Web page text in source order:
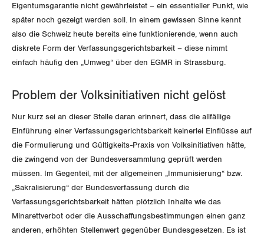
Eigentumsgarantie nicht gewährleistet – ein essentieller Punkt, wie
später noch gezeigt werden soll. In einem gewissen Sinne kennt
also die Schweiz heute bereits eine funktionierende, wenn auch
diskrete Form der Verfassungsgerichtsbarkeit – diese nimmt
einfach häufig den „Umweg“ über den EGMR in Strassburg.
Problem der Volksinitiativen nicht gelöst
Nur kurz sei an dieser Stelle daran erinnert, dass die allfällige
Einführung einer Verfassungsgerichtsbarkeit keinerlei Einflüsse auf
die Formulierung und Gültigkeits-Praxis von Volksinitiativen hätte,
die zwingend von der Bundesversammlung geprüft werden
müssen. Im Gegenteil, mit der allgemeinen „Immunisierung“ bzw.
„Sakralisierung“ der Bundesverfassung durch die
Verfassungsgerichtsbarkeit hätten plötzlich Inhalte wie das
Minarettverbot oder die Ausschaffungsbestimmungen einen ganz
anderen, erhöhten Stellenwert gegenüber Bundesgesetzen. Es ist